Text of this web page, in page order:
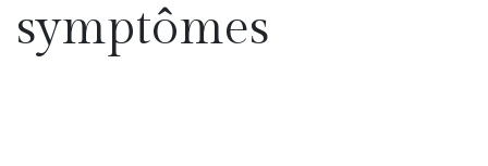
symptômes